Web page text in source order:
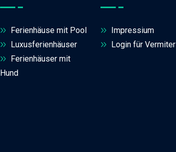
Ferienhäuse mit Pool
Luxusferienhäuser
Ferienhäuser mit
Hund
Impressium
Login für Vermiter